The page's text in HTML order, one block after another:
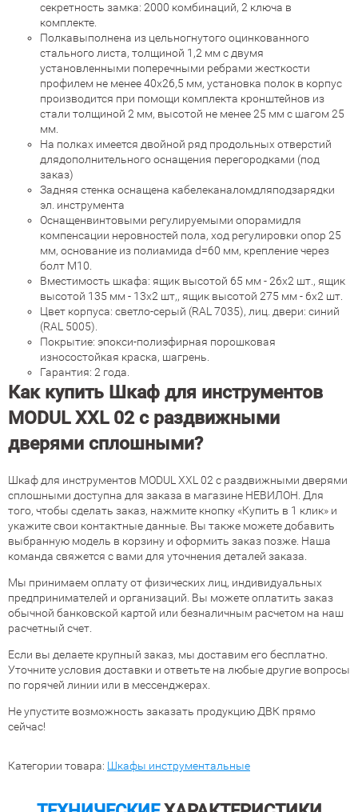
секретность замка: 2000 комбинаций, 2 ключа в
комплекте.
Полкавыполнена из цельногнутого оцинкованного
стального листа, толщиной 1,2 мм с двумя
установленными поперечными ребрами жесткости
профилем не менее 40х26,5 мм, установка полок в корпус
производится при помощи комплекта кронштейнов из
стали толщиной 2 мм, высотой не менее 25 мм с шагом 25
мм.
На полках имеется двойной ряд продольных отверстий
длядополнительного оснащения перегородками (под
заказ)
Задняя стенка оснащена кабелеканаломдляподзарядки
эл. инструмента
Оснащенвинтовыми регулируемыми опорамидля
компенсации неровностей пола, ход регулировки опор 25
мм, основание из полиамида d=60 мм, крепление через
болт М10.
Вместимость шкафа: ящик высотой 65 мм - 26x2 шт., ящик
высотой 135 мм - 13x2 шт,, ящик высотой 275 мм - 6x2 шт.
Цвет корпуса: светло-серый (RAL 7035), лиц. двери: синий
(RAL 5005).
Покрытие: эпокси-полиэфирная порошковая
износостойкая краска, шагрень.
Гарантия: 2 года.
Как купить Шкаф для инструментов
MODUL XXL 02 с раздвижными
дверями сплошными?
Шкаф для инструментов MODUL XXL 02 с раздвижными дверями
сплошными доступна для заказа в магазине НЕВИЛОН. Для
того, чтобы сделать заказ, нажмите кнопку «Купить в 1 клик» и
укажите свои контактные данные. Вы также можете добавить
выбранную модель в корзину и оформить заказ позже. Наша
команда свяжется с вами для уточнения деталей заказа.
Мы принимаем оплату от физических лиц, индивидуальных
предпринимателей и организаций. Вы можете оплатить заказ
обычной банковской картой или безналичным расчетом на наш
расчетный счет.
Если вы делаете крупный заказ, мы доставим его бесплатно.
Уточните условия доставки и ответьте на любые другие вопросы
по горячей линии или в мессенджерах.
Не упустите возможность заказать продукцию ДВК прямо
сейчас!
Категории товара: Шкафы инструментальные